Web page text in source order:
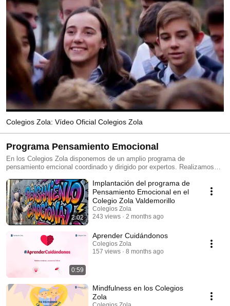
Colegios Zola: Vídeo Oficial Colegios Zola
Programa Pensamiento Emocional
En los Colegios Zola disponemos de un amplio programa de
pensamiento emcional coordinado y dirigido por expertos. Realizamos
gimnasisa emocional diaria (mindfulness, asamblea emocional, etc.).
www.grupozola.es
2:02
Implantación del programa de
Pensamiento Emocional en el
Colegio Zola Valdemorillo
Colegios Zola
243 views
2 months ago
0:59
Aprender Cuidándonos
Colegios Zola
157 views
8 months ago
Mindfulness en los Colegios
Zola